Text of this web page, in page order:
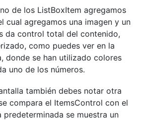
de los ListBoxItem agregamos
cual agregamos una imagen y un
da control total del contenido,
como puedes ver en la
donde se han utilizado colores
uno de los números.
también debes notar otra
compara el ItemsControl con el
predeterminada se muestra un